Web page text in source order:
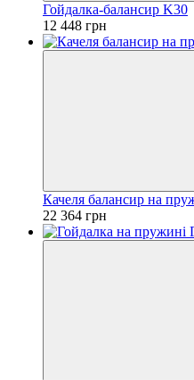
Гойдалка-балансир K30
12 448 грн
Качеля балансир на
22 364 грн